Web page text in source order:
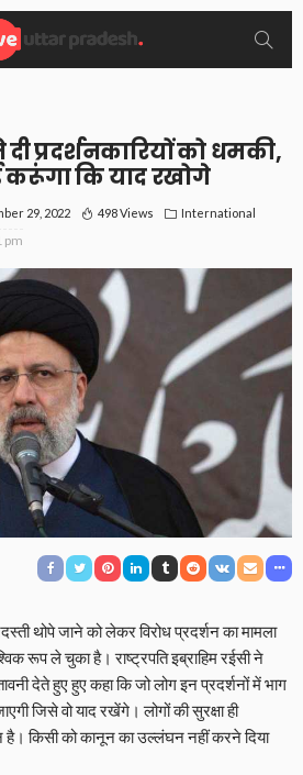
दी प्रदर्शनकारियों को धमकी,
करूंगा कि याद रखोगे
29, 2022 498 Views International
pm
थोपे जाने को लेकर विरोध प्रदर्शन का मामला
रूप ले चुका है। राष्ट्रपति इब्राहिम रईसी ने
देते हुए हुए कहा कि जो लोग इन प्रदर्शनों में भाग
जिसे वो याद रखेंगे। लोगों की सुरक्षा ही
है। किसी को कानून का उल्लंघन नहीं करने दिया